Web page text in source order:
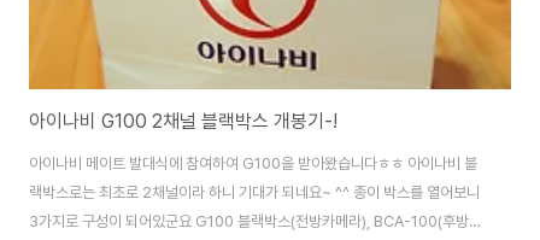
아이나비 G100 2채널 블랙박스 개봉기-!
아이나비 메이트 발대식에 참여하여 G100을 받아왔습니다ㅎㅎ 아이나비 블
랙박스로는 최초로 2채널이라 하니 기대가 되네요~ ^^ 종이 박스를 열어보니
3가지로 구성이 되어있군요 G100 블랙박스(전방카메라), BCA-100(후방카